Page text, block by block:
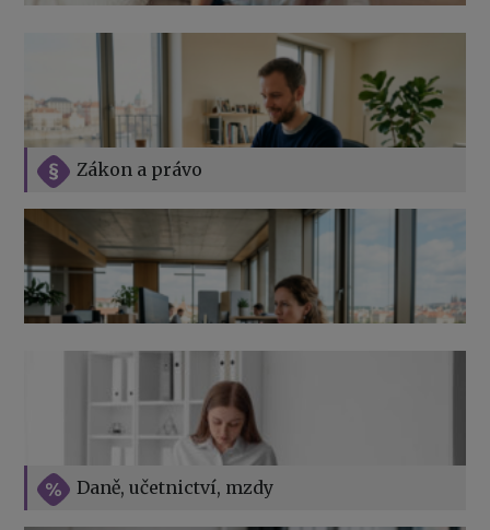
Daně, učetnictví, mzdy
Zákon a právo
Vše o překážkách v práci na straně zaměstnavatele
Jak na podnikání při rodičovské dovolené
Přehledy pro OSSZ a zdravotní pojišťovny – jak na ně
v roce 2026